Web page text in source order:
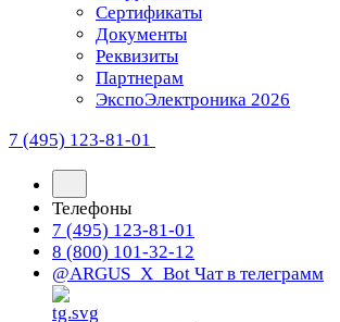
Сертификаты
Документы
Реквизиты
Партнерам
ЭкспоЭлектроника 2026
7 (495) 123-81-01
Телефоны
7 (495) 123-81-01
8 (800) 101-32-12
@ARGUS_X_Bot Чат в телеграмм